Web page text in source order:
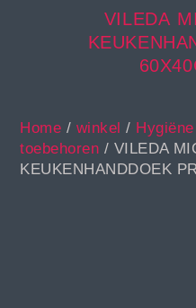
VILEDA
Home / winkel / Hygiëne
toebehoren / VILEDA
KEUKENHANDDOEK